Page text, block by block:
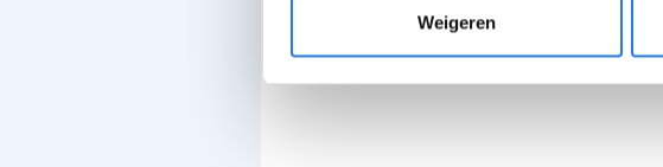
Weigeren